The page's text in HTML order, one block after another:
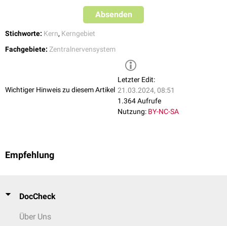
Absenden
Stichworte: Kern, Kerngebiet
Fachgebiete: Zentralnervensystem
Wichtiger Hinweis zu diesem Artikel
Letzter Edit:
21.03.2024, 08:51
1.364 Aufrufe
Nutzung: BY-NC-SA
Empfehlung
DocCheck
Über Uns